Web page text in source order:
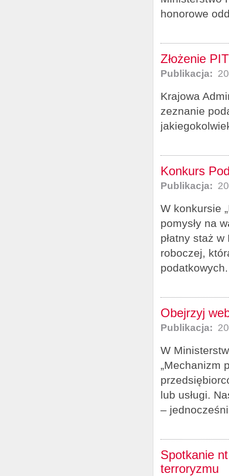
honorowe
Złożenie
Publikacja:
Krajowa
zeznanie
Konkurs
Publikacja:
W konkursie
pomysły na
płatny staż
roboczej,
podatkowych.
Obejrzyj
Publikacja:
W
„Mechanizm
lub usługi.
–
Spotkanie
terroryzmu